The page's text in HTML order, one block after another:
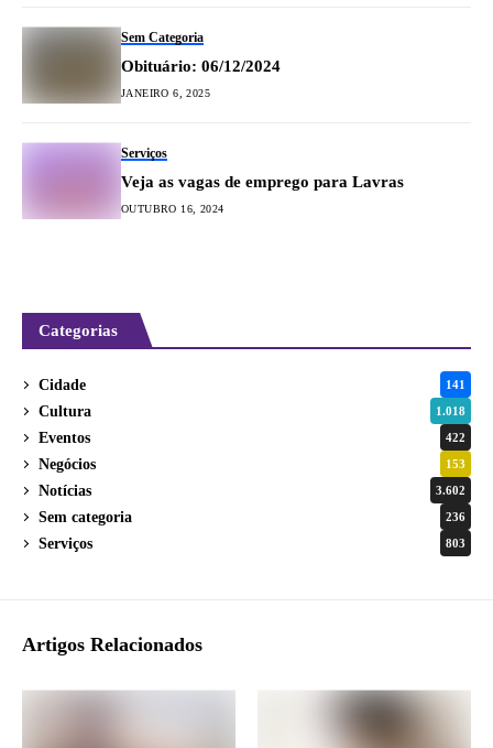
Sem Categoria
Obituário: 06/12/2024
JANEIRO 6, 2025
Serviços
Veja as vagas de emprego para Lavras
OUTUBRO 16, 2024
Categorias
Cidade 141
Cultura 1.018
Eventos 422
Negócios 153
Notícias 3.602
Sem categoria 236
Serviços 803
Artigos Relacionados